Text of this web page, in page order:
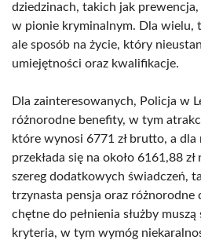
dziedzinach, takich jak
w pionie kryminalnym. Dla wielu,
ale sposób na życie, który
umiejętności oraz kwalifikacje.
Dla zainteresowanych, Policja w
różnorodne benefity, w tym
które wynosi 6771 zł brutto, a
przekłada się na około 6161,88
szereg dodatkowych świadczeń,
trzynasta pensja oraz różnorodne
chętne do pełnienia służby muszą
kryteria, w tym wymóg